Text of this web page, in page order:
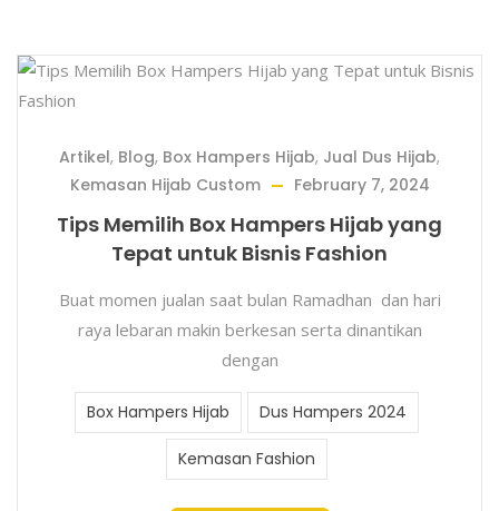
Artikel, Blog, Box Hampers Hijab, Jual Dus Hijab,
Kemasan Hijab Custom
February 7, 2024
Tips Memilih Box Hampers Hijab yang
Tepat untuk Bisnis Fashion
Buat momen jualan saat bulan Ramadhan dan hari
raya lebaran makin berkesan serta dinantikan
dengan
Box Hampers Hijab Dus Hampers 2024
Kemasan Fashion